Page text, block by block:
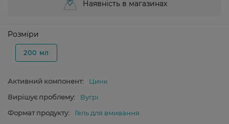
Наявність в магазинах
Розміри
200 мл
Активний компонент:
Цинк
Вирішує проблему:
Вугрі
Формат продукту:
Гель для вмивання